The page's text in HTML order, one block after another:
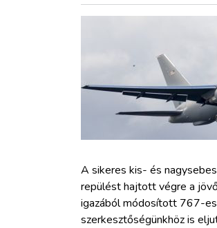
WEBSHOP
BELÉPÉS
A sikeres kis- és
repülést hajtott végre a
igazából módosított 767-
szerkesztőségünkhöz is